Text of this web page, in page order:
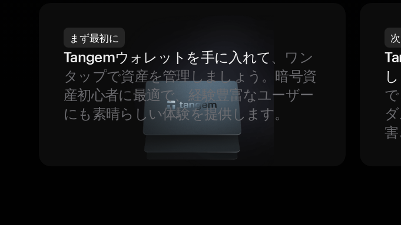
まず最初に
Tangemウォレットを手に入れて、ワン
タップで資産を管理しましょう。暗号資
産初心者に最適で、経験豊富なユーザー
にも素晴らしい体験を提供します。